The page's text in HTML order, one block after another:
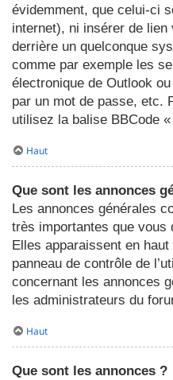
évidemment, que celui-ci
internet), ni insérer de
derrière un quelconque
comme par exemple les
électronique de Outlook
par un mot de passe, etc.
utilisez la balise BBCode
Haut
Que sont les annonces
Les annonces générales
très importantes que vous
Elles apparaissent en
panneau de contrôle de
concernant les annonces
les administrateurs du
Haut
Que sont les annonces ?